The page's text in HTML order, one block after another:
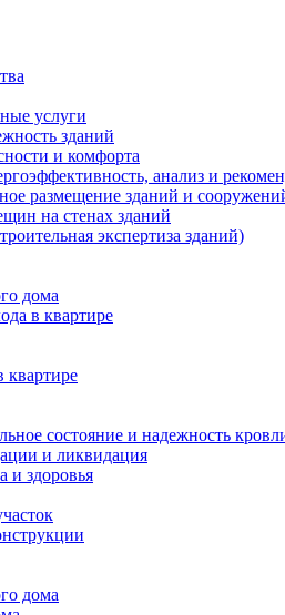
услуги
зданий
и комфорта
анализ и
размещение зданий и
на стенах зданий
экспертиза зданий)
дома
в квартире
квартире
состояние и надежность
и ликвидация
и здоровья
дома